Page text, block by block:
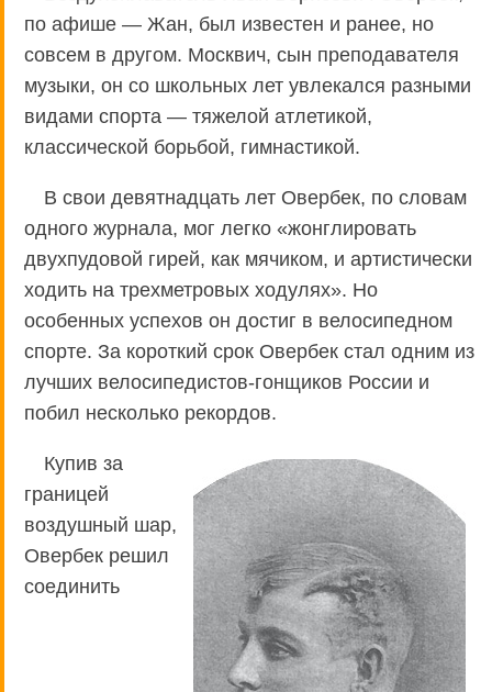
по афише — Жан, был известен и ранее, но
совсем в другом. Москвич, сын преподавателя
музыки, он со школьных лет увлекался разными
видами спорта — тяжелой атлетикой,
классической борьбой, гимнастикой.
В свои девятнадцать лет Овербек, по словам
одного журнала, мог легко «жонглировать
двухпудовой гирей, как мячиком, и артистически
ходить на трехметровых ходулях». Но
особенных успехов он достиг в велосипедном
спорте. За короткий срок Овербек стал одним из
лучших велосипедистов-гонщиков России и
побил несколько рекордов.
Купив за
границей
воздушный шар,
Овербек решил
соединить